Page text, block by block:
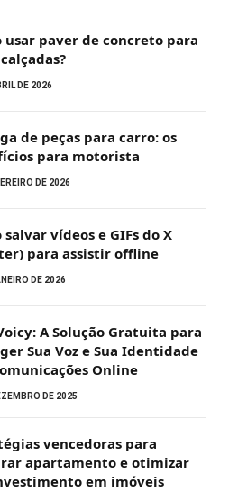
usar paver de concreto para
DE 2026
de peças para carro: os
para motorista
DE 2026
salvar vídeos e GIFs do X
para assistir offline
DE 2026
A Solução Gratuita para
Sua Voz e Sua Identidade
Online
DE 2025
vencedoras para
apartamento e otimizar
em imóveis